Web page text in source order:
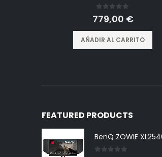
out of 5
779,00 €
AÑADIR AL CARRITO
FEATURED PRODUCTS